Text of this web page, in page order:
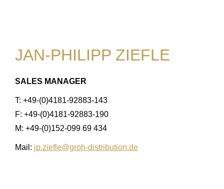
JAN-PHILIPP ZIEFLE
SALES MANAGER
T: +49-(0)4181-92883-143
F: +49-(0)4181-92883-190
M: +49-(0)152-099 69 434
Mail: jp.ziefle@groh-distribution.de